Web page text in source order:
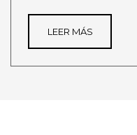
LEER MÁS